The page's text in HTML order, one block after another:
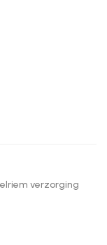
verzorging